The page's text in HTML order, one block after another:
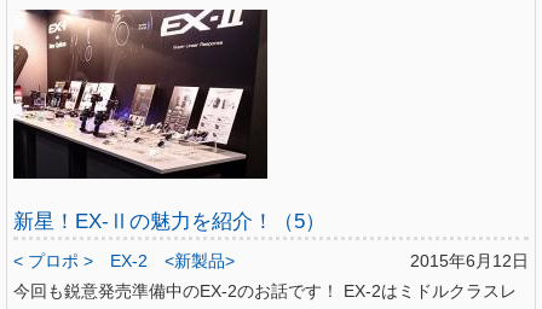
新星！EX-Ⅱの魅力を紹介！（5）
2015年6月12日
< プロポ > EX-2
<新製品>
今回も鋭意発売準備中のEX-2のお話です！ EX-2はミドルクラスレ